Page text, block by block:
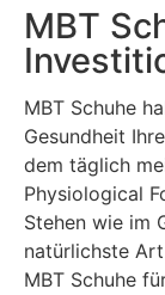
MBT
MBT Schuhe
Gesundheit
dem täglich
Physiological
Stehen wie im
natürlichste
MBT Schuhe